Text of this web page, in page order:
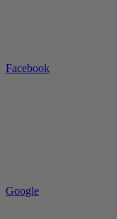
Facebook
Google